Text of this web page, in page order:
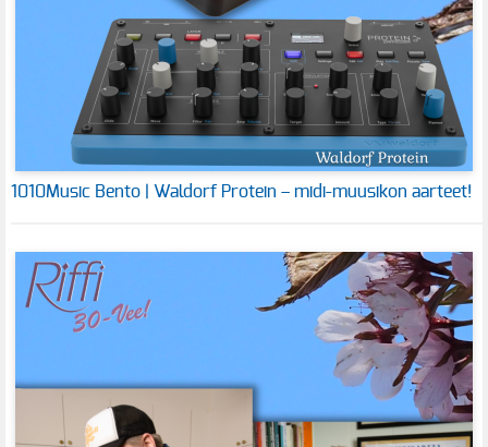
1010Music Bento | Waldorf Protein – midi-muusikon aarteet!